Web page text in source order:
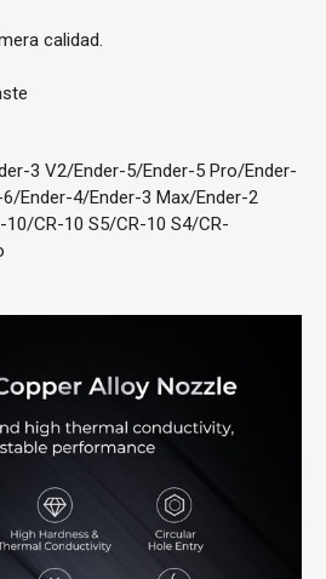
calidad.
3 V2/Ender-5/Ender-5 Pro/Ender-
Ender-4/Ender-3 Max/Ender-2
CR-10 S5/CR-10 S4/CR-